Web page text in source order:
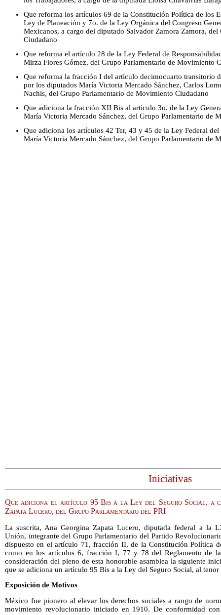
Que reforma los artículos 69 de la Constitución Política de los
Ley de Planeación y 7o. de la Ley Orgánica del Congreso
Mexicanos, a cargo del diputado Salvador Zamora Zamora,
Ciudadano
Que reforma el artículo 28 de la Ley Federal de
Mirza Flores Gómez, del Grupo Parlamentario de Movimiento
Que reforma la fracción I del artículo decimocuarto transitorio
por los diputados María Victoria Mercado Sánchez, Carlos
Nachis, del Grupo Parlamentario de Movimiento Ciudadano
Que adiciona la fracción XII Bis al artículo 3o. de la Ley
María Victoria Mercado Sánchez, del Grupo Parlamentario de
Que adiciona los artículos 42 Ter, 43 y 45 de la Ley Federal
María Victoria Mercado Sánchez, del Grupo Parlamentario de
Iniciativas
Que adiciona el artículo 95 Bis a la Ley del Seguro Social, a
Zapata Lucero, del Grupo Parlamentario del PRI
La suscrita, Ana Georgina Zapata Lucero, diputada federal a la
Unión, integrante del Grupo Parlamentario del Partido
dispuesto en el artículo 71, fracción II, de la Constitución Política
como en los artículos 6, fracción I, 77 y 78 del Reglamento de
consideración del pleno de esta honorable asamblea la siguiente
que se adiciona un artículo 95 Bis a la Ley del Seguro Social, al tenor
Exposición de Motivos
México fue pionero al elevar los derechos sociales a rango de
movimiento revolucionario iniciado en 1910. De conformidad